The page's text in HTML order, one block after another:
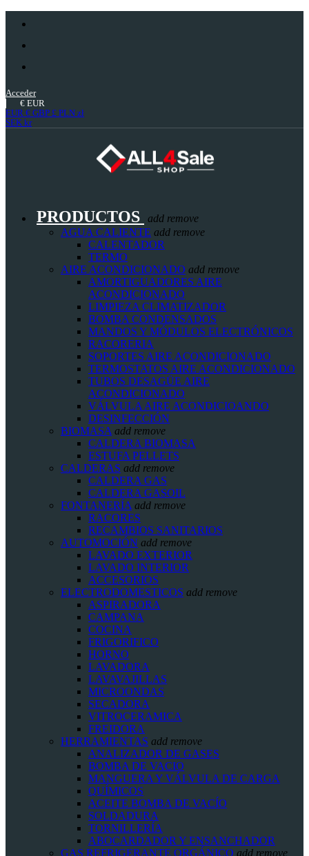
Acceder
€ EUR
EUR € GBP £ PLN zł
SEK kr
PRODUCTOS add remove
AGUA CALIENTE add remove
CALENTADOR
TERMO
AIRE ACONDICIONADO add remove
AMORTIGUADORES AIRE
ACONDICIONADO
LIMPIEZA CLIMATIZADOR
BOMBA CONDENSADOS
MANDOS Y MÓDULOS ELECTRÓNICOS
RACORERIA
SOPORTES AIRE ACONDICIONADO
TERMOSTATOS AIRE ACONDICIONADO
TUBOS DESAGÜE AIRE
ACONDICIONADO
VÁLVULA AIRE ACONDICIOANDO
DESINFECCIÓN
BIOMASA add remove
CALDERA BIOMASA
ESTUFA PELLETS
CALDERAS add remove
CALDERA GAS
CALDERA GASOIL
FONTANERÍA add remove
RACORES
RECAMBIOS SANITARIOS
AUTOMOCIÓN add remove
LAVADO EXTERIOR
LAVADO INTERIOR
ACCESORIOS
ELECTRODOMESTICOS add remove
ASPIRADORA
CAMPANA
COCINA
FRIGORIFICO
HORNO
LAVADORA
LAVAVAJILLAS
MICROONDAS
SECADORA
VITROCERAMICA
FREIDORA
HERRAMIENTAS add remove
ANALIZADOR DE GASES
BOMBA DE VACIO
MANGUERA Y VÁLVULA DE CARGA
QUÍMICOS
ACEITE BOMBA DE VACÍO
SOLDADURA
TORNILLERÍA
ABOCARDADOR Y ENSANCHADOR
GAS REFRIGERANTE ORGÁNICO add remove